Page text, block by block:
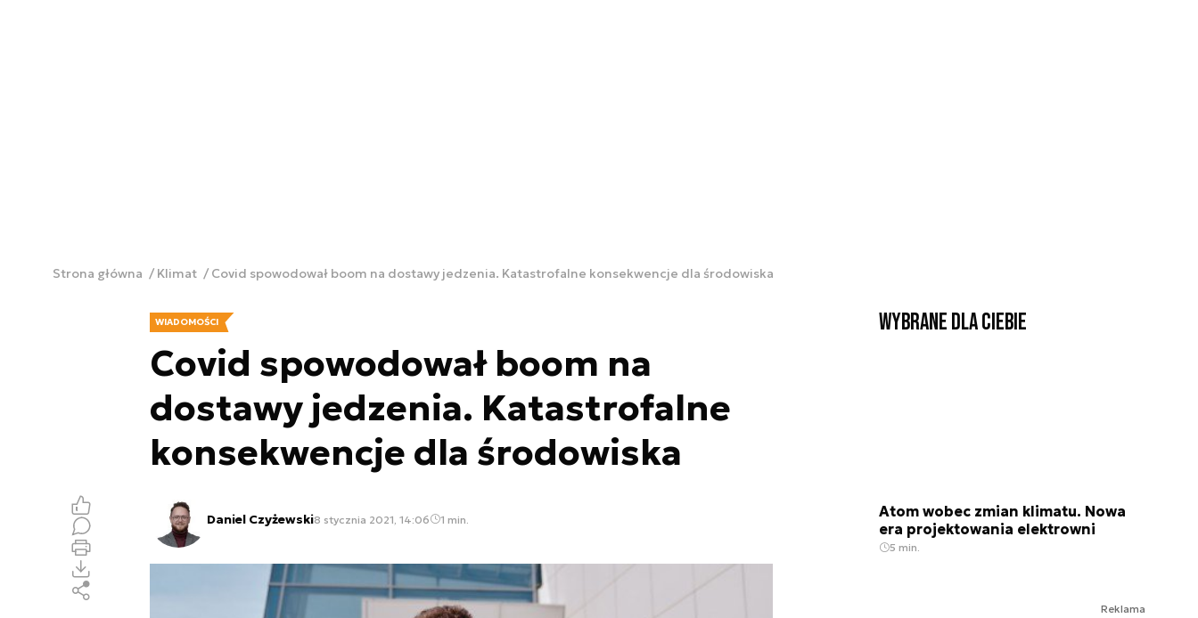
Strona główna Klimat Covid spowodował boom na dostawy jedzenia. Katastrofalne konsekwencje dla środowiska
WIADOMOŚCI
Covid spowodował boom na
dostawy jedzenia. Katastrofalne
konsekwencje dla środowiska
Daniel Czyżewski8 stycznia 2021, 14:06 1 min.
Wybrane dla Ciebie
Atom wobec zmian klimatu. Nowa
era projektowania elektrowni
5 min.
Reklama